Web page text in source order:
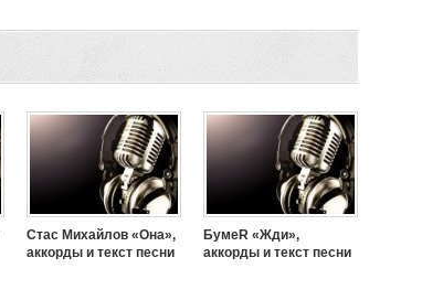
Стас Михайлов «Она»,
аккорды и текст песни
БумеR «Жди»,
аккорды и текст песни